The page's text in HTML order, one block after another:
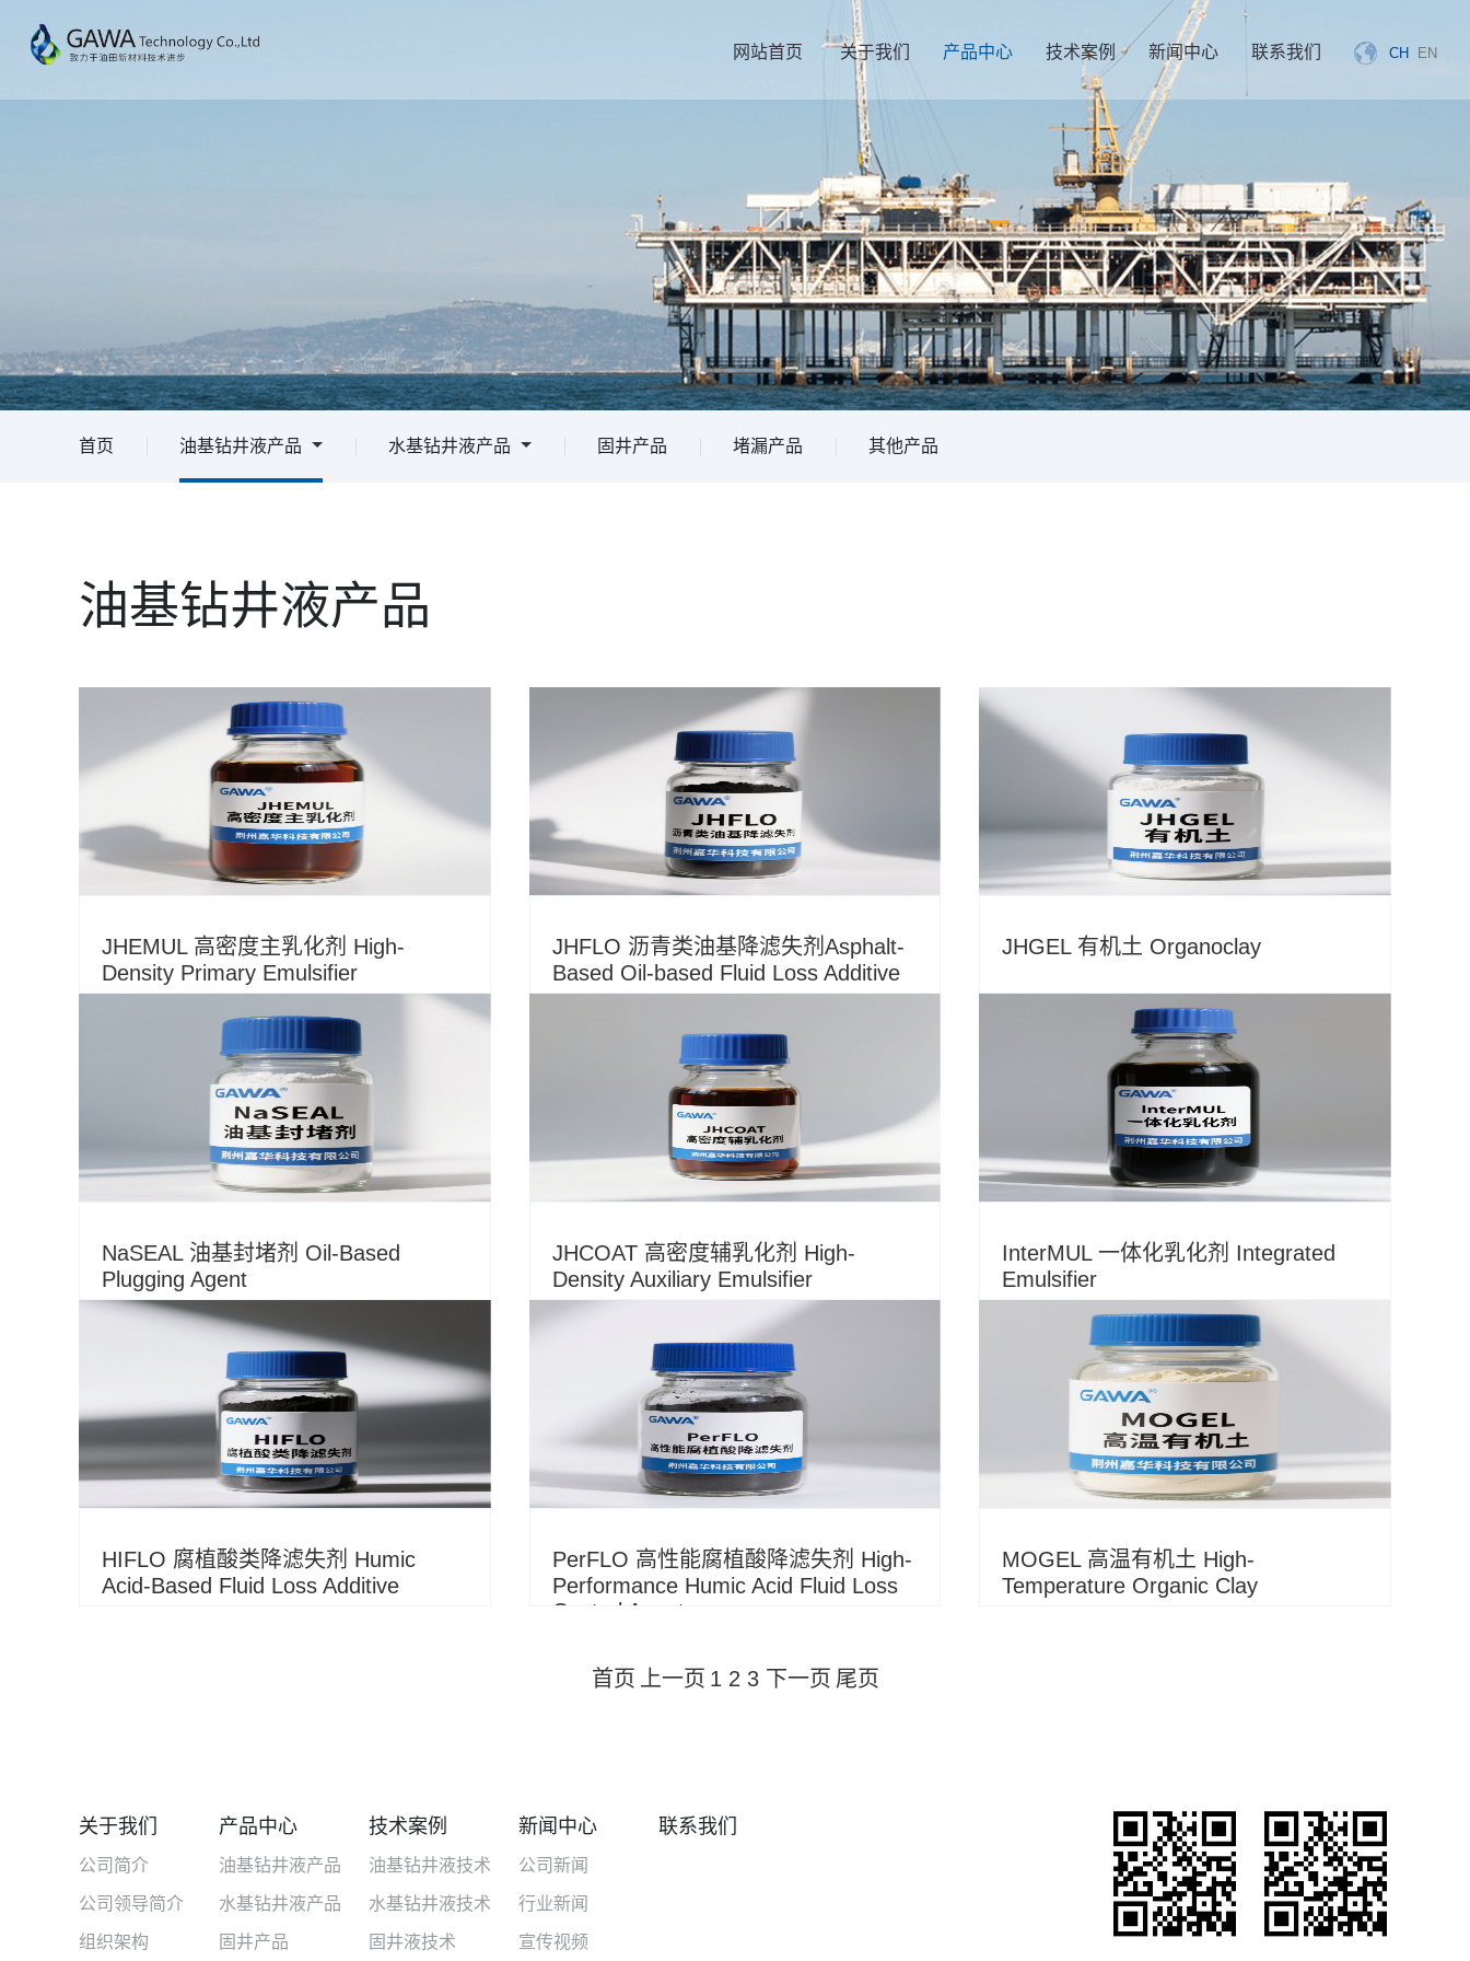
网站首页 关于我们 产品中心 技术案例 新闻中心 联系我们 CH EN
首页 油基钻井液产品 水基钻井液产品 固井产品 堵漏产品 其他产品
油基钻井液产品
JHEMUL 高密度主乳化剂 High-
Density Primary Emulsifier
JHFLO 沥青类油基降滤失剂Asphalt-
Based Oil-based Fluid Loss Additive
JHGEL 有机土 Organoclay
NaSEAL 油基封堵剂 Oil-Based
Plugging Agent
JHCOAT 高密度辅乳化剂 High-
Density Auxiliary Emulsifier
InterMUL 一体化乳化剂 Integrated
Emulsifier
HIFLO 腐植酸类降滤失剂 Humic
Acid-Based Fluid Loss Additive
PerFLO 高性能腐植酸降滤失剂 High-
Performance Humic Acid Fluid Loss
Control Agent
MOGEL 高温有机土 High-
Temperature Organic Clay
首页 上一页 1 2 3 下一页 尾页
关于我们
公司简介
公司领导简介
组织架构
产品中心
油基钻井液产品
水基钻井液产品
固井产品
技术案例
油基钻井液技术
水基钻井液技术
固井液技术
新闻中心
公司新闻
行业新闻
宣传视频
联系我们